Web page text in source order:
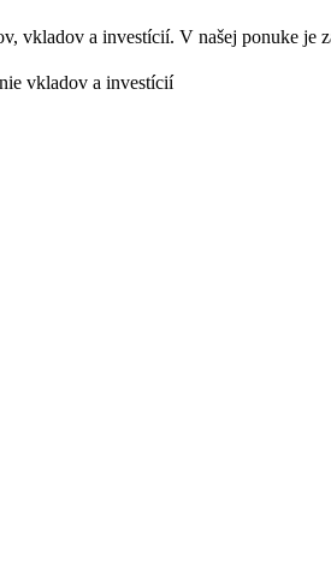
vkladov a investícií. V našej ponuke je
vkladov a investícií